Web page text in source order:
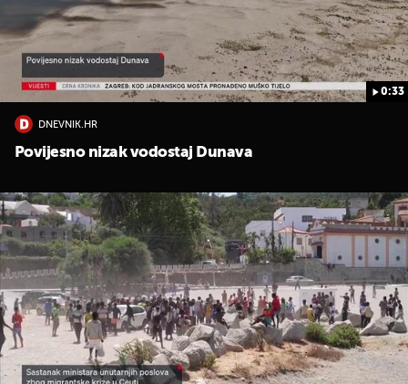
0:33
DNEVNIK.HR
Povijesno nizak vodostaj Dunava
UKLJUČITE NOTIFIKACIJE